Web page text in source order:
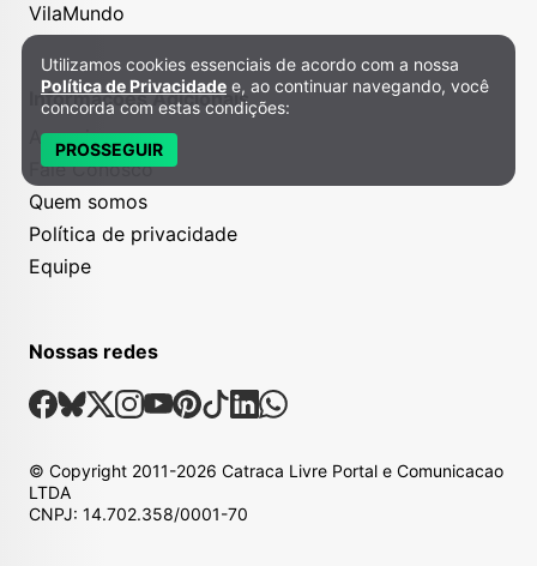
VilaMundo
Informações Adicionais
Anuncie
Fale Conosco
Quem somos
Política de privacidade
Equipe
Nossas redes
Nossas Redes Sociais
Facebook
Bsky
X Instagram
Youtube
Pinterest
TiktokLinkedin
Whatsapp
© Copyright 2011-2026 Catraca Livre Portal e Comunicacao
LTDA
CNPJ: 14.702.358/0001-70
Política de Privacidade e Cookies
Utilizamos cookies essenciais de acordo com a nossa
Política de Privacidade e, ao continuar navegando, você
concorda com estas condições:
PROSSEGUIR